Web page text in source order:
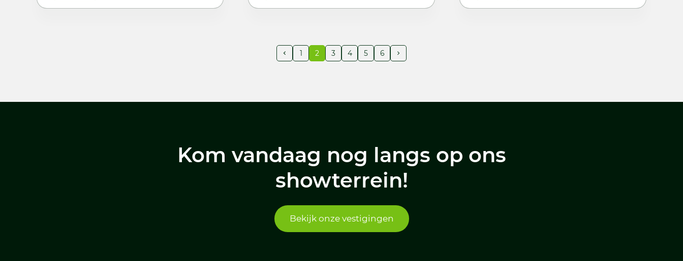
1 2 3 4 5 6
Kom vandaag nog langs op ons
showterrein!
Bekijk onze vestigingen